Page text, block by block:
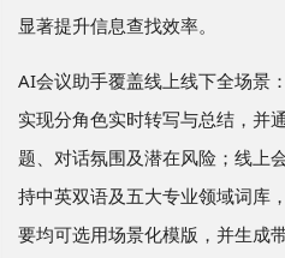
显著提升信息查找效率。
AI会议助手覆盖线上线下全场景
实现分角色实时转写与总结，并
题、对话氛围及潜在风险；线上
持中英双语及五大专业领域词库
要均可选用场景化模版，并生成